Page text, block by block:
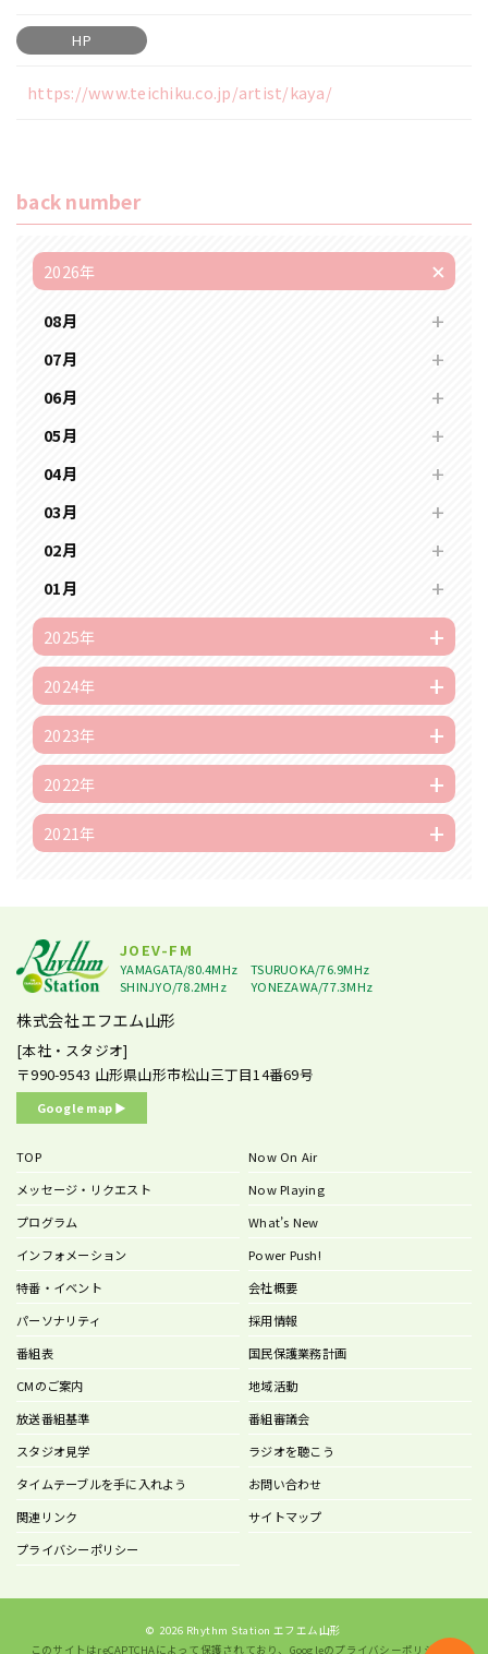
HP
https://www.teichiku.co.jp/artist/kaya/
back number
2026年
08月
07月
06月
05月
04月
03月
02月
01月
2025年
2024年
2023年
2022年
2021年
JOEV-FM
YAMAGATA/80.4MHz
TSURUOKA/76.9MHz
SHINJYO/78.2MHz
YONEZAWA/77.3MHz
株式会社エフエム山形
[本社・スタジオ]
〒990-9543 山形県山形市松山三丁目14番69号
Google map ▶︎
TOP
メッセージ・リクエスト
プログラム
インフォメーション
特番・イベント
パーソナリティ
番組表
CMのご案内
Now On Air
Now Playing
What’s New
Power Push!
会社概要
採用情報
国民保護業務計画
地域活動
放送番組基準
番組審議会
スタジオ見学
ラジオを聴こう
タイムテーブルを手に入れよう
お問い合わせ
関連リンク
サイトマップ
プライバシーポリシー
© 2026 Rhythm Station エフエム山形
このサイトはreCAPTCHAによって保護されており、Googleのプライバシーポリシー